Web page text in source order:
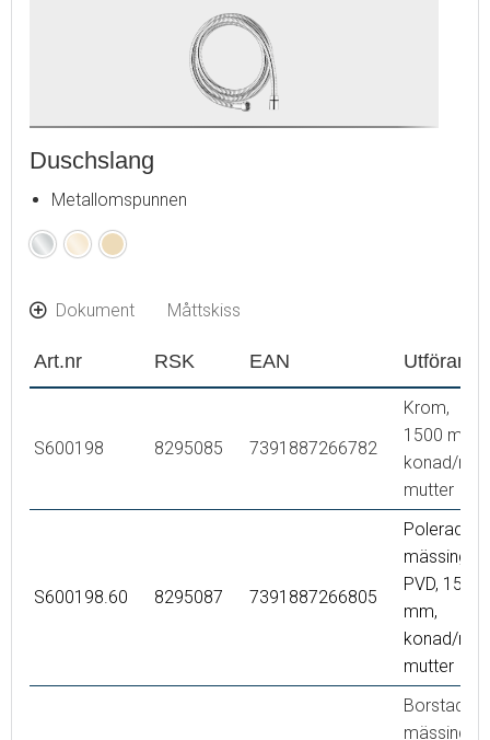
Duschslang
Metallomspunnen
KromPolerad
(PVD)
Borstad
(PVD)
Dokument Måttskiss
Art.nr RSK EAN Utförande
S600198 8295085 7391887266782
Krom,
1500 mm,
konad/rund
mutter
S600198.60 8295087 7391887266805
Polerad
mässing
PVD, 1500
mm,
konad/rund
mutter
Borstad
mässing